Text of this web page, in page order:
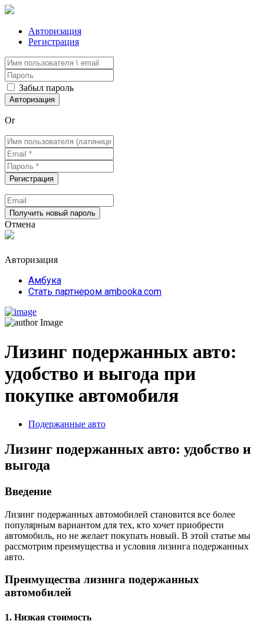
Авторизация
Регистрация
Забыл пароль
Or
Отмена
Авторизация
Амбука
Стать партнером ambooka.com
Лизинг подержанных авто:
удобство и выгода при
покупке автомобиля
Подержанные авто
Лизинг подержанных авто: удобство и
выгода
Введение
Лизинг подержанных автомобилей становится все более
популярным вариантом для тех, кто хочет приобрести
автомобиль, но не желает покупать новый. В этой статье мы
рассмотрим преимущества и условия лизинга подержанных
авто.
Преимущества лизинга подержанных
автомобилей
1. Низкая стоимость